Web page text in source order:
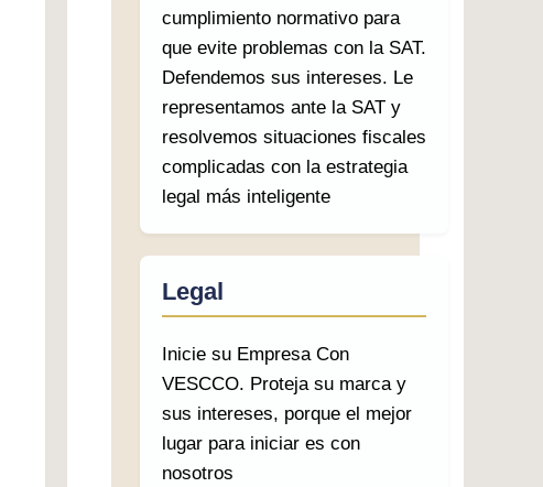
cumplimiento normativo para
que evite problemas con la SAT.
Defendemos sus intereses. Le
representamos ante la SAT y
resolvemos situaciones fiscales
complicadas con la estrategia
legal más inteligente
Legal
Inicie su Empresa Con
VESCCO. Proteja su marca y
sus intereses, porque el mejor
lugar para iniciar es con
nosotros